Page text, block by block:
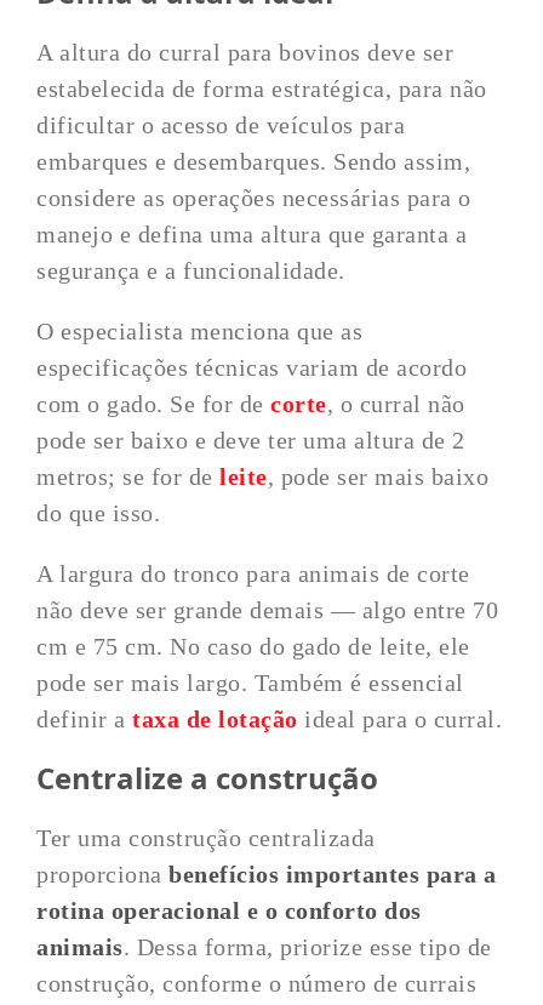
A altura do curral para bovinos deve ser
estabelecida de forma estratégica, para não
dificultar o acesso de veículos para
embarques e desembarques. Sendo assim,
considere as operações necessárias para o
manejo e defina uma altura que garanta a
segurança e a funcionalidade.
O especialista menciona que as
especificações técnicas variam de acordo
com o gado. Se for decorte, o curral não
pode ser baixo e deve ter uma altura de 2
metros; se for deleite, pode ser mais baixo
do que isso.
A largura do tronco para animais de corte
não deve ser grande demais — algo entre 70
cm e 75 cm. No caso do gado de leite, ele
pode ser mais largo. Também é essencial
definir ataxa de lotação ideal para o curral.
Centralize a construção
Ter uma construção centralizada
proporcionabenefícios importantes para a
rotina operacional e o conforto dos
animais. Dessa forma, priorize esse tipo de
construção, conforme o número de currais